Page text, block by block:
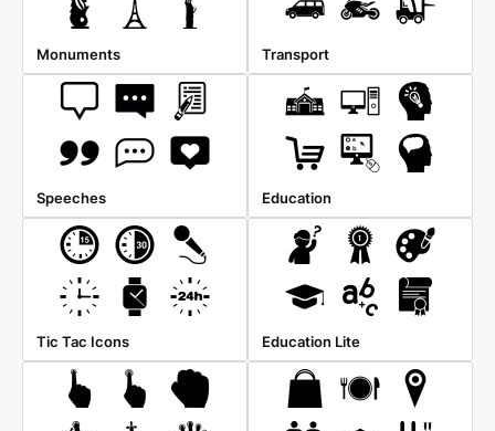
Monuments Transport
Speeches Education
Tic Tac Icons Education Lite